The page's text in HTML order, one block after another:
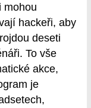
mohou
hackeři, aby
deseti
To vše
akce,
je